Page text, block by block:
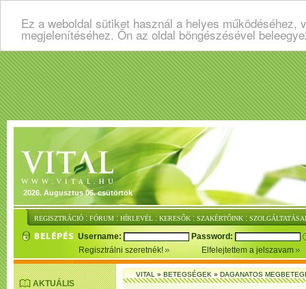
Ez a weboldal sütiket használ a helyes
megjelenítéséhez. Ön az oldal böngészésével
2026. Augusztus 06. csütörtök
REGISZTRÁCIÓ : FÓRUM : HÍRLEVÉL : KERESŐK : SZAKÉRTŐINK :
Username:
Password:
Regisztrálni szeretnék!
Elfelejtettem a jelszavam
AKTUÁLIS
VITAL»BETEGSÉGEK»DAGANATOS